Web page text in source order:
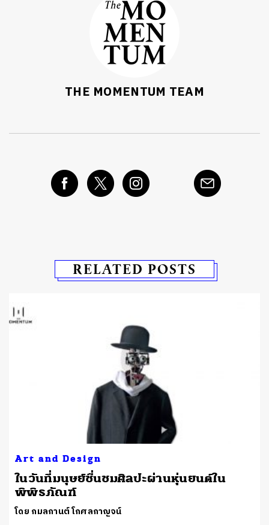
THE MOMENTUM TEAM
RELATED POSTS
Art and Design
ในวันที่มนุษย์ชื่นชมศิลปะผ่านหุ่นยนต์ใน
พิพิธภัณฑ์
โดย กมลกานต์ โกศลกาญจน์